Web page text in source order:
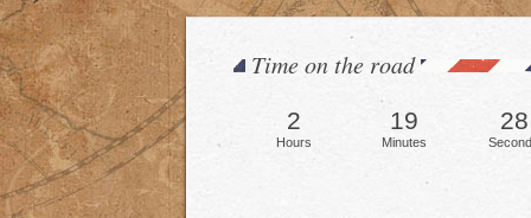
Time on the road
2
Hours
19
Minutes
30